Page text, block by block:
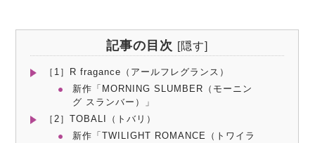
記事の目次 [隠す]
［1］R fragance（アールフレグランス）
新作「MORNING SLUMBER（モーニン
グ スランバー）」
［2］TOBALI（トバリ）
新作「TWILIGHT ROMANCE（トワイラ